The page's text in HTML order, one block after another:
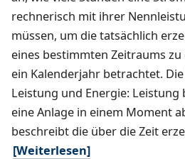
rechnerisch mit ihrer
müssen, um die tatsächlich
eines bestimmten Zeitraums
ein Kalenderjahr betrachtet.
Leistung und Energie: Leistung
eine Anlage in einem Moment
beschreibt die über die Zeit
[Weiterlesen]